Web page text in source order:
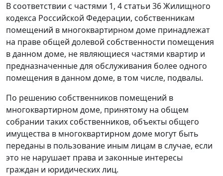
В соответствии с частями 1, 4 статьи 36Жилищного
кодекса Российской Федерации, собственникам
помещений в многоквартирном доме принадлежат
на праве общей долевой собственности помещения
в данном доме, не являющиеся частями квартир и
предназначенные для обслуживания более одного
помещения в данном доме, в том числе, подвалы.
По решению собственников помещений в
многоквартирном доме, принятому на общем
собрании таких собственников, объекты общего
имущества в многоквартирном доме могут быть
переданы в пользование иным лицам в случае, если
это не нарушает права и законные интересы
граждан и юридических лиц.